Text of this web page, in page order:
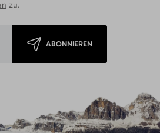
zu.
ABONNIEREN